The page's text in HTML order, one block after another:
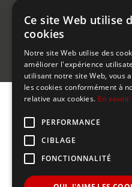
Villefranche sur Saône à
Mâcon, et plus largement
Bourgogne
Ce site Web utilise
cookies
Notre site Web utilise des
améliorer l'expérience
utilisant notre site Web, vous
les cookies conformément à
relative aux cookies. En savoir
PERFORMANCE
CIBLAGE
FONCTIONNALITÉ